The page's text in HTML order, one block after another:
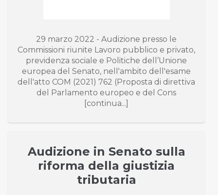
29 marzo 2022 - Audizione presso le
Commissioni riunite Lavoro pubblico e privato,
previdenza sociale e Politiche dell’Unione
europea del Senato, nell'ambito dell'esame
dell'atto COM (2021) 762 (Proposta di direttiva
del Parlamento europeo e del Cons
[continua...]
Audizione in Senato sulla
riforma della giustizia
tributaria